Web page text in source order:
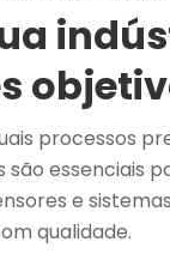
processos
são essenciais
e
qualidade.